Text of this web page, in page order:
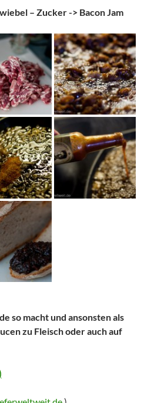
– Zucker -> Bacon Jam
so macht und ansonsten als
zu Fleisch oder auch auf